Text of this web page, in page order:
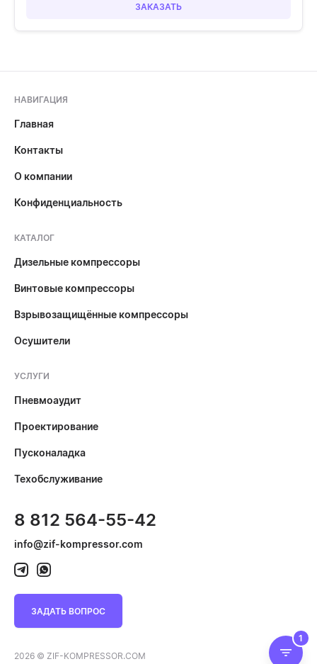
ЗАКАЗАТЬ
1
НАВИГАЦИЯ
Главная
Контакты
О компании
Конфиденциальность
КАТАЛОГ
Дизельные компрессоры
Винтовые компрессоры
Взрывозащищённые компрессоры
Осушители
УСЛУГИ
Пневмоаудит
Проектирование
Пусконаладка
Техобслуживание
8 812 564-55-42
info@zif-kompressor.com
ЗАДАТЬ ВОПРОС
2026 © ZIF-KOMPRESSOR.COM